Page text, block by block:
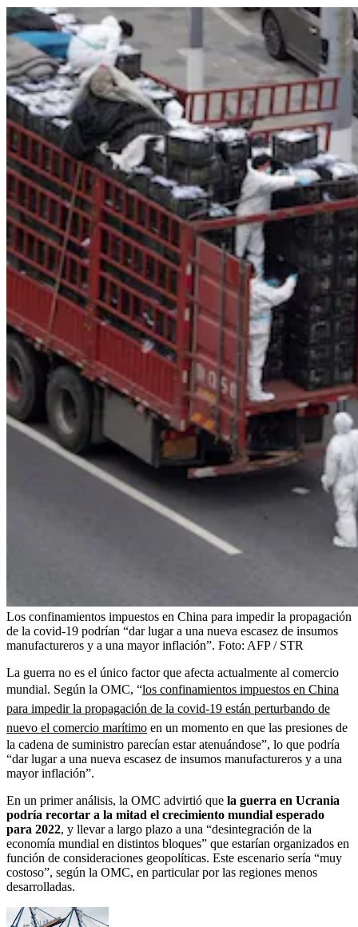
Los confinamientos impuestos en China para impedir la propagación
de la covid-19 podrían “dar lugar a una nueva escasez de insumos
manufactureros y a una mayor inflación”. Foto: AFP / STR
La guerra no es el único factor que afecta actualmente al comercio
mundial. Según la OMC, “los confinamientos impuestos en China
para impedir la propagación de la covid-19 están perturbando de
nuevo el comercio marítimo en un momento en que las presiones de
la cadena de suministro parecían estar atenuándose”, lo que podría
“dar lugar a una nueva escasez de insumos manufactureros y a una
mayor inflación”.
En un primer análisis, la OMC advirtió que la guerra en Ucrania
podría recortar a la mitad el crecimiento mundial esperado
para 2022, y llevar a largo plazo a una “desintegración de la
economía mundial en distintos bloques” que estarían organizados en
función de consideraciones geopolíticas. Este escenario sería “muy
costoso”, según la OMC, en particular por las regiones menos
desarrolladas.